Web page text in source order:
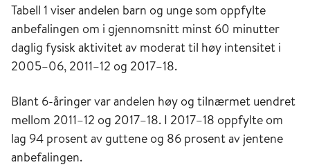
Tabell 1 viser andelen barn og unge som oppfylte
anbefalingen om i gjennomsnitt minst 60 minutter
daglig fysisk aktivitet av moderat til høy intensitet i
2005–06, 2011–12 og 2017–18.
Blant 6-åringer var andelen høy og tilnærmet uendret
mellom 2011–12 og 2017–18. I 2017–18 oppfylte om
lag 94 prosent av guttene og 86 prosent av jentene
anbefalingen.